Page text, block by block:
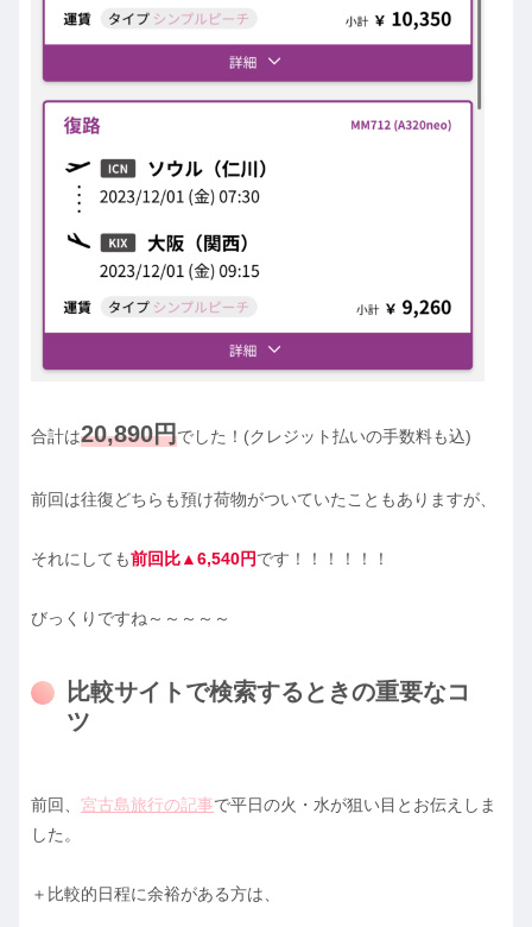
合計は20,890円でした！(クレジット払いの手数料も込)
前回は往復どちらも預け荷物がついていたこともありますが、
それにしても前回比▲6,540円です！！！！！！
びっくりですね～～～～～
比較サイトで検索するときの重要なコ
ツ
前回、 宮古島旅行の記事で平日の火・水が狙い目とお伝えしま
した。
＋比較的日程に余裕がある方は、